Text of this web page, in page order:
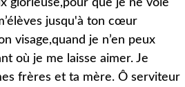
glorieuse,pour que je ne voie
jusqu'à ton cœur
visage,quand je n’en peux
où je me laisse aimer. Je
frères et ta mère. Ô serviteur